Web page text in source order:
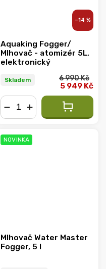
–14 %
Aquaking Fogger/
Mlhovač - atomizér 5L,
elektronický
Skladem 6 990 Kč
5 949 Kč
NOVINKA
Mlhovač Water Master
Fogger, 5 l